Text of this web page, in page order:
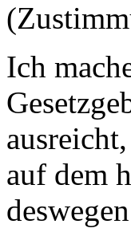
Ich
auf dem